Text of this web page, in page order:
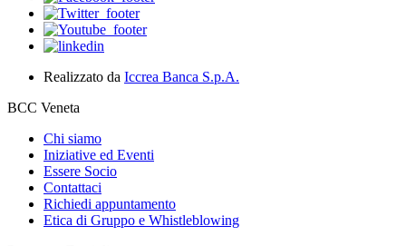
Realizzato da Iccrea Banca S.p.A.
BCC Veneta
Chi siamo
Iniziative ed Eventi
Essere Socio
Contattaci
Richiedi appuntamento
Etica di Gruppo e Whistleblowing